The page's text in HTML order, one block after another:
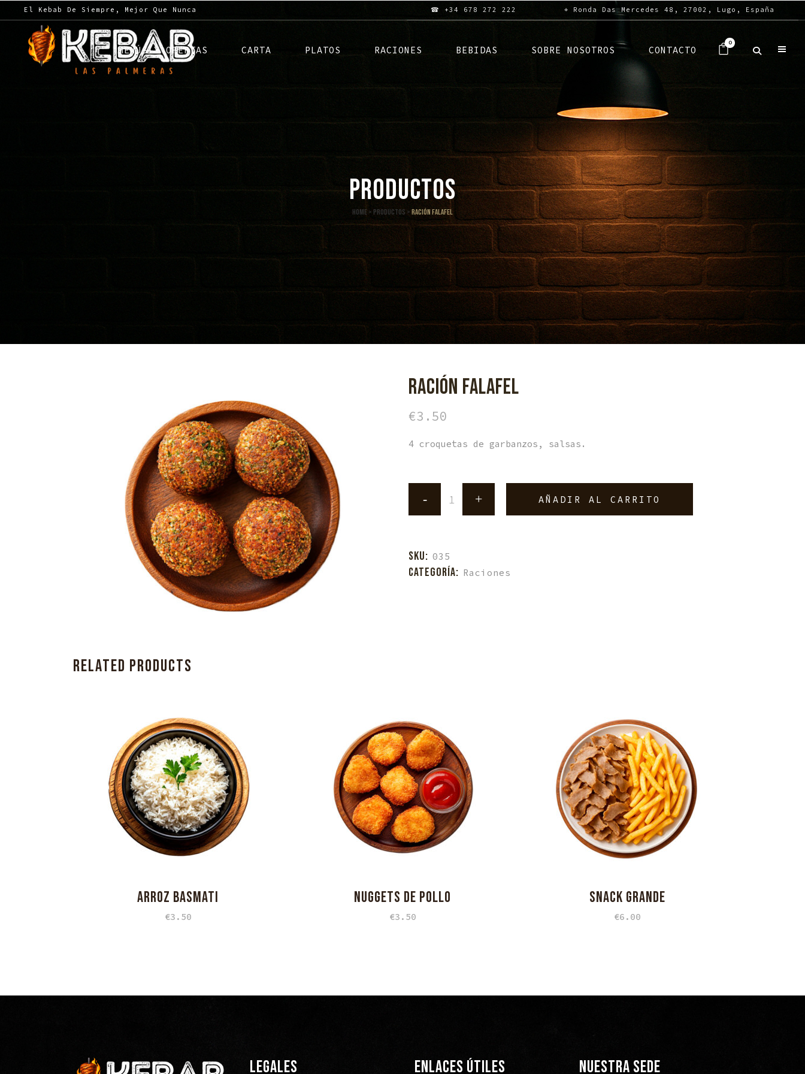
El Kebab De Siempre, Mejor Que Nunca ☎ +34 678 272 222 ⌖ Ronda Das Mercedes 48, 27002, Lugo, España
0
MENÚS Y OFERTAS CARTA PLATOS RACIONES BEBIDAS SOBRE NOSOTROS CONTACTO
PRODUCTOS
Home> Productos >Ración falafel
RACIÓN FALAFEL
€3.50
4 croquetas de garbanzos, salsas.
falafel
AÑADIR AL CARRITO
SKU: 035
CATEGORÍA: Raciones
RELATED PRODUCTS
ARROZ BASMATI
€3.50
NUGGETS DE POLLO
€3.50
SNACK GRANDE
€6.00
LEGALES ENLACES ÚTILES NUESTRA SEDE